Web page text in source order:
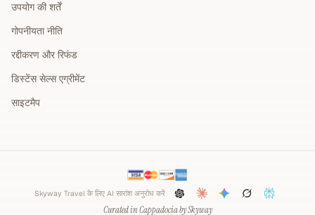
उपयोग की शर्तें
गोपनीयता नीति
रद्दीकरण और रिफंड
डिस्टेंस सेल्स एग्रीमेंट
साइटमैप
Curated in Cappadocia by Skyway
Skyway Travel के लिए AI सारांश अनुरोध करें